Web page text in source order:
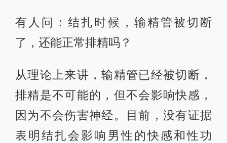
有人问：结扎时候，输精管被切断
了，还能正常排精吗？
从理论上来讲，输精管已经被切断，
排精是不可能的，但不会影响快感，
因为不会伤害神经。目前，没有证据
表明结扎会影响男性的快感和性功